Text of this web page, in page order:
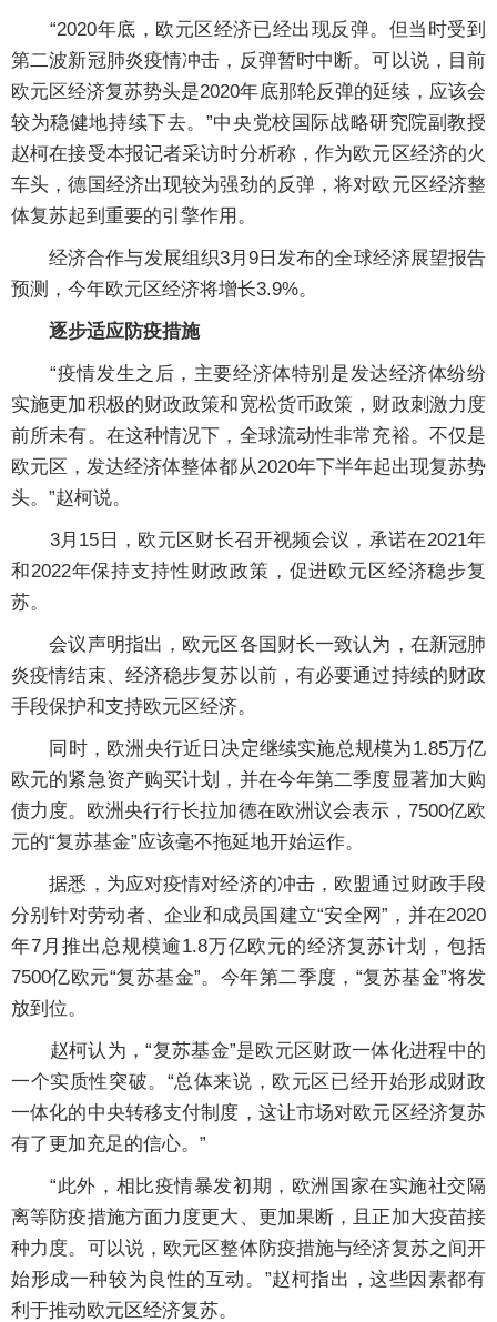
“2020年底，欧元区经济已经出现反弹。但当时受到
第二波新冠肺炎疫情冲击，反弹暂时中断。可以说，目前
欧元区经济复苏势头是2020年底那轮反弹的延续，应该会
较为稳健地持续下去。”中央党校国际战略研究院副教授
赵柯在接受本报记者采访时分析称，作为欧元区经济的火
车头，德国经济出现较为强劲的反弹，将对欧元区经济整
体复苏起到重要的引擎作用。
经济合作与发展组织3月9日发布的全球经济展望报告
预测，今年欧元区经济将增长3.9%。
逐步适应防疫措施
“疫情发生之后，主要经济体特别是发达经济体纷纷
实施更加积极的财政政策和宽松货币政策，财政刺激力度
前所未有。在这种情况下，全球流动性非常充裕。不仅是
欧元区，发达经济体整体都从2020年下半年起出现复苏势
头。”赵柯说。
3月15日，欧元区财长召开视频会议，承诺在2021年
和2022年保持支持性财政政策，促进欧元区经济稳步复
苏。
会议声明指出，欧元区各国财长一致认为，在新冠肺
炎疫情结束、经济稳步复苏以前，有必要通过持续的财政
手段保护和支持欧元区经济。
同时，欧洲央行近日决定继续实施总规模为1.85万亿
欧元的紧急资产购买计划，并在今年第二季度显著加大购
债力度。欧洲央行行长拉加德在欧洲议会表示，7500亿欧
元的“复苏基金”应该毫不拖延地开始运作。
据悉，为应对疫情对经济的冲击，欧盟通过财政手段
分别针对劳动者、企业和成员国建立“安全网”，并在2020
年7月推出总规模逾1.8万亿欧元的经济复苏计划，包括
7500亿欧元“复苏基金”。今年第二季度，“复苏基金”将发
放到位。
赵柯认为，“复苏基金”是欧元区财政一体化进程中的
一个实质性突破。“总体来说，欧元区已经开始形成财政
一体化的中央转移支付制度，这让市场对欧元区经济复苏
有了更加充足的信心。”
“此外，相比疫情暴发初期，欧洲国家在实施社交隔
离等防疫措施方面力度更大、更加果断，且正加大疫苗接
种力度。可以说，欧元区整体防疫措施与经济复苏之间开
始形成一种较为良性的互动。”赵柯指出，这些因素都有
利于推动欧元区经济复苏。